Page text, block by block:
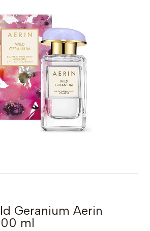
Geranium Aerin
ml